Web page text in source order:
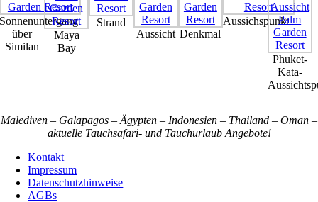
Sonnenuntergang
über
Similan
Maya
Bay
Strand
Aussicht Denkmal
Aussichspunkt
Phuket-
Kata-
Malediven – Galapagos – Ägypten – Indonesien – Thailand – Oman –
aktuelle Tauchsafari- und Tauchurlaub Angebote!
Kontakt
Impressum
Datenschutzhinweise
AGBs